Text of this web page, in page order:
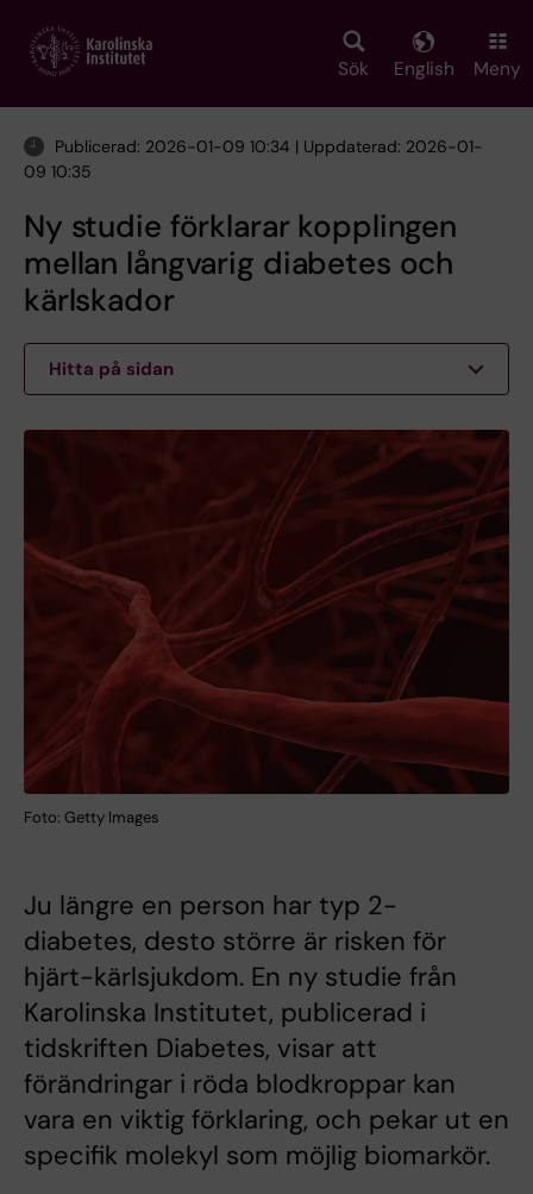
main
Sök English Meny
Publicerad: 2026-01-09 10:34 | Uppdaterad: 2026-01-
09 10:35
Ny studie förklarar kopplingen
mellan långvarig diabetes och
kärlskador
Hitta på sidan
Foto: Getty Images
Ju längre en person har typ 2-
diabetes, desto större är risken för
hjärt-kärlsjukdom. En ny studie från
Karolinska Institutet, publicerad i
tidskriften Diabetes, visar att
förändringar i röda blodkroppar kan
vara en viktig förklaring, och pekar ut en
specifik molekyl som möjlig biomarkör.